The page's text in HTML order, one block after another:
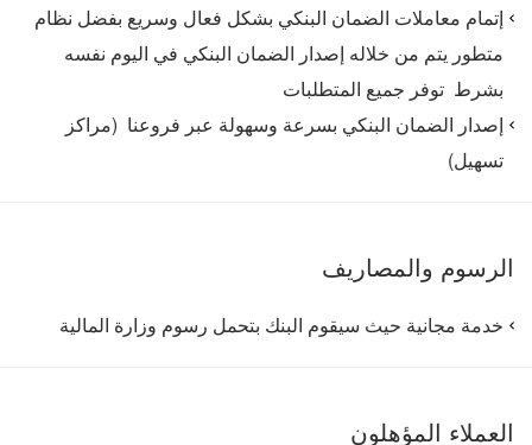
إتمام معاملات الضمان البنكي بشكل فعال وسريع بفضل نظام
متطور يتم من خلاله إصدار الضمان البنكي في اليوم نفسه
بشرط توفر جميع المتطلبات
إصدار الضمان البنكي بسرعة وسهولة عبر فروعنا (مراكز
تسهيل)
الرسوم والمصاريف
خدمة مجانية حيث سيقوم البنك بتحمل رسوم وزارة المالية
العملاء المؤهلون